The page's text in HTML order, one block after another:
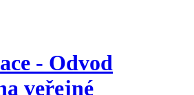
- Odvod
veřejné